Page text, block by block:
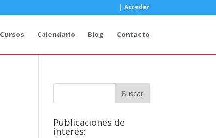
│ Acceder
Cursos Calendario Blog Contacto
Publicaciones de
interés: